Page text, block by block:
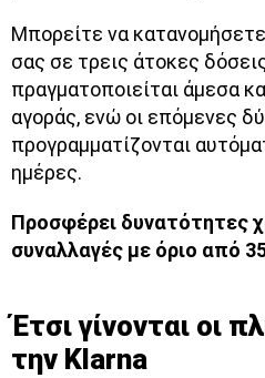
Μπορείτε να
σας σε τρεις άτοκες
πραγματοποιείται άμεσα
αγοράς, ενώ οι επόμενες
προγραμματίζονται
ημέρες.
Προσφέρει δυνατότητες
συναλλαγές με όριο από
Έτσι γίνονται οι
την Klarna